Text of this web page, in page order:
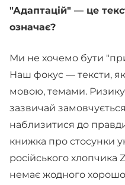
"Адаптацій" — це
означає?
Ми не хочемо бути
Наш фокус — тексти,
мовою, темами.
зазвичай
наблизитися до
книжка про стосунки
російського хлопчика
немає жодного